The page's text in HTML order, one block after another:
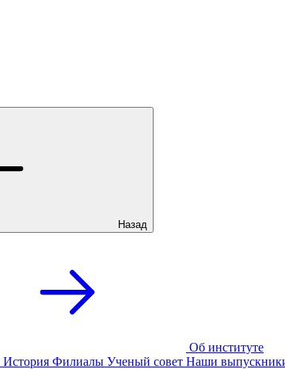
Назад
Об институте
История Филиалы Ученый совет Наши